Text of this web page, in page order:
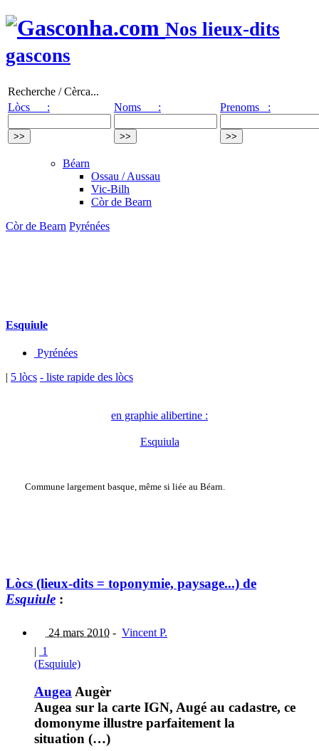
Nos lieux-dits
gascons
Recherche / Cèrca...
Lòcs :
Noms : Prenoms :
Béarn
Ossau / Aussau
Vic-Bilh
Còr de Bearn
Còr de Bearn Pyrénées
Esquiule
Pyrénées
| 5 lòcs - liste rapide des lòcs
en graphie alibertine :
Esquiula
Commune largement basque, même si liée au Béarn.
Lòcs (lieux-dits = toponymie, paysage...) de
Esquiule :
24 mars 2010 - Vincent P.
| 1
(Esquiule)
Augea Augèr
Augea sur la carte IGN, Augé au cadastre, ce
domonyme illustre parfaitement la
situation (…)